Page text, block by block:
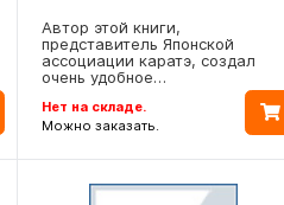
Автор этой книги,
представитель Японской
ассоциации каратэ, создал
очень удобное…
Нет на складе.
Можно заказать.